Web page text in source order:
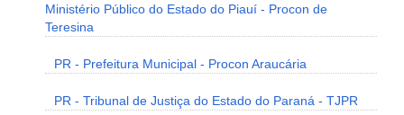
Ministério Público do Estado do Piauí - Procon de
Teresina
PR - Prefeitura Municipal - Procon Araucária
PR - Tribunal de Justiça do Estado do Paraná - TJPR